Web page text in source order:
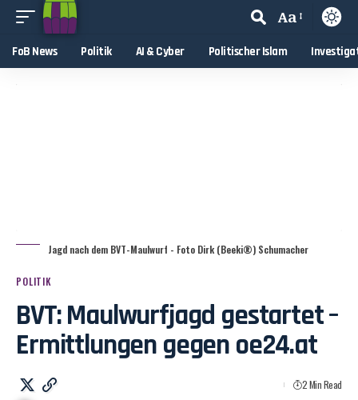
Aa
FoB News Politik AI & Cyber Politischer Islam
Jagd nach dem BVT-Maulwurf - Foto Dirk (Beeki®) Schumacher
POLITIK
BVT: Maulwurfjagd gestartet –
Ermittlungen gegen oe24.at
2 Min Read